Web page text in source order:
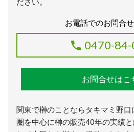
お電話でのお問合
0470-
お問合せはこ
関東で榊のことならタキマミ野
圏を中心に榊の販売40年の実績